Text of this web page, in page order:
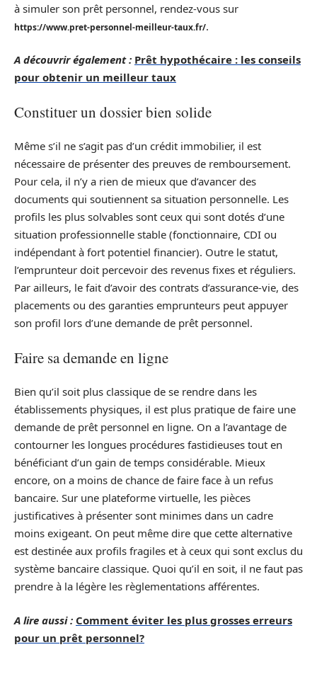
à simuler son prêt personnel, rendez-vous sur
https://www.pret-personnel-meilleur-taux.fr/.
A découvrir également : Prêt hypothécaire : les conseils
pour obtenir un meilleur taux
Constituer un dossier bien solide
Même s’il ne s’agit pas d’un crédit immobilier, il est
nécessaire de présenter des preuves de remboursement.
Pour cela, il n’y a rien de mieux que d’avancer des
documents qui soutiennent sa situation personnelle. Les
profils les plus solvables sont ceux qui sont dotés d’une
situation professionnelle stable (fonctionnaire, CDI ou
indépendant à fort potentiel financier). Outre le statut,
l’emprunteur doit percevoir des revenus fixes et réguliers.
Par ailleurs, le fait d’avoir des contrats d’assurance-vie, des
placements ou des garanties emprunteurs peut appuyer
son profil lors d’une demande de prêt personnel.
Faire sa demande en ligne
Bien qu’il soit plus classique de se rendre dans les
établissements physiques, il est plus pratique de faire une
demande de prêt personnel en ligne. On a l’avantage de
contourner les longues procédures fastidieuses tout en
bénéficiant d’un gain de temps considérable. Mieux
encore, on a moins de chance de faire face à un refus
bancaire. Sur une plateforme virtuelle, les pièces
justificatives à présenter sont minimes dans un cadre
moins exigeant. On peut même dire que cette alternative
est destinée aux profils fragiles et à ceux qui sont exclus du
système bancaire classique. Quoi qu’il en soit, il ne faut pas
prendre à la légère les règlementations afférentes.
A lire aussi : Comment éviter les plus grosses erreurs
pour un prêt personnel?